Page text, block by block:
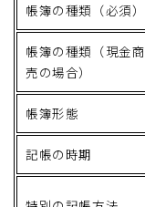
帳簿の種類（必須）
帳簿の種類（現金商
売の場合）
帳簿形態
記帳の時期